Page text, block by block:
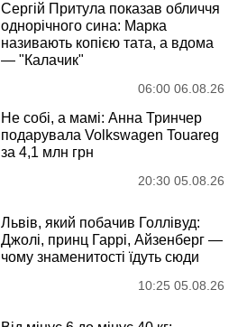
Сергій Притула показав обличчя
однорічного сина: Марка
називають копією тата, а вдома
— "Калачик"
06:00 06.08.26
Не собі, а мамі: Анна Тринчер
подарувала Volkswagen Touareg
за 4,1 млн грн
20:30 05.08.26
Львів, який побачив Голлівуд:
Джолі, принц Гаррі, Айзенберг —
чому знаменитості їдуть сюди
10:25 05.08.26